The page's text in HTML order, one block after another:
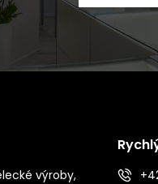
výroby,